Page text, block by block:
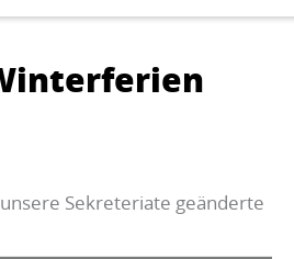
Sekreteriate geänderte